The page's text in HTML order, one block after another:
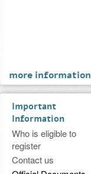
more information
Important
Information
Who is eligible to
register
Contact us